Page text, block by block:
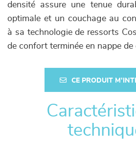
densité assure une tenue
optimale et un couchage au
à sa technologie de ressorts
de confort terminée en nappe de
CE PRODUIT